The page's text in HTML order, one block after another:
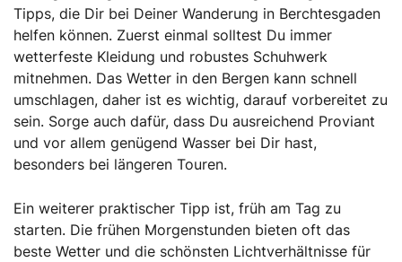
Tipps, die Dir bei Deiner Wanderung in Berchtesgaden
helfen können. Zuerst einmal solltest Du immer
wetterfeste Kleidung und robustes Schuhwerk
mitnehmen. Das Wetter in den Bergen kann schnell
umschlagen, daher ist es wichtig, darauf vorbereitet zu
sein. Sorge auch dafür, dass Du ausreichend Proviant
und vor allem genügend Wasser bei Dir hast,
besonders bei längeren Touren.
Ein weiterer praktischer Tipp ist, früh am Tag zu
starten. Die frühen Morgenstunden bieten oft das
beste Wetter und die schönsten Lichtverhältnisse für